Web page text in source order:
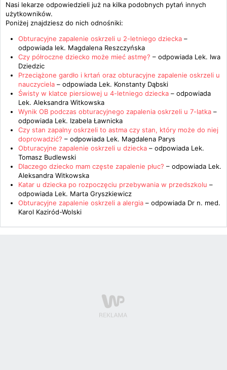
Nasi lekarze odpowiedzieli już na kilka podobnych pytań innych
użytkowników.
Poniżej znajdziesz do nich odnośniki:
Obturacyjne zapalenie oskrzeli u 2-letniego dziecka –
odpowiada lek. Magdalena Reszczyńska
Czy półroczne dziecko może mieć astmę? – odpowiada Lek. Iwa
Dziedzic
Przeciążone gardło i krtań oraz obturacyjne zapalenie oskrzeli u
nauczyciela – odpowiada Lek. Konstanty Dąbski
Świsty w klatce piersiowej u 4-letniego dziecka – odpowiada
Lek. Aleksandra Witkowska
Wynik OB podczas obturacyjnego zapalenia oskrzeli u 7-latka –
odpowiada Lek. Izabela Ławnicka
Czy stan zapalny oskrzeli to astma czy stan, który może do niej
doprowadzić? – odpowiada Lek. Magdalena Parys
Obturacyjne zapalenie oskrzeli u dziecka – odpowiada Lek.
Tomasz Budlewski
Dlaczego dziecko mam częste zapalenie płuc? – odpowiada Lek.
Aleksandra Witkowska
Katar u dziecka po rozpoczęciu przebywania w przedszkolu –
odpowiada Lek. Marta Gryszkiewicz
Obturacyjne zapalenie oskrzeli a alergia – odpowiada Dr n. med.
Karol Kaziród-Wolski